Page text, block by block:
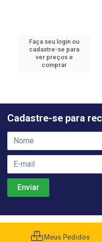
Faça seu login ou
cadastre-se para
ver preços e
comprar
Cadastre-se para
Meus Pedidos